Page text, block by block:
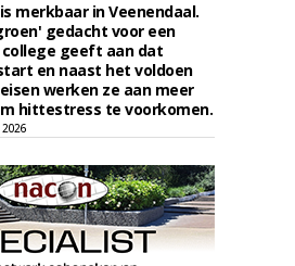
merkbaar in Veenendaal.
gedacht voor een
college geeft aan dat
en naast het voldoen
werken ze aan meer
hittestress te voorkomen.